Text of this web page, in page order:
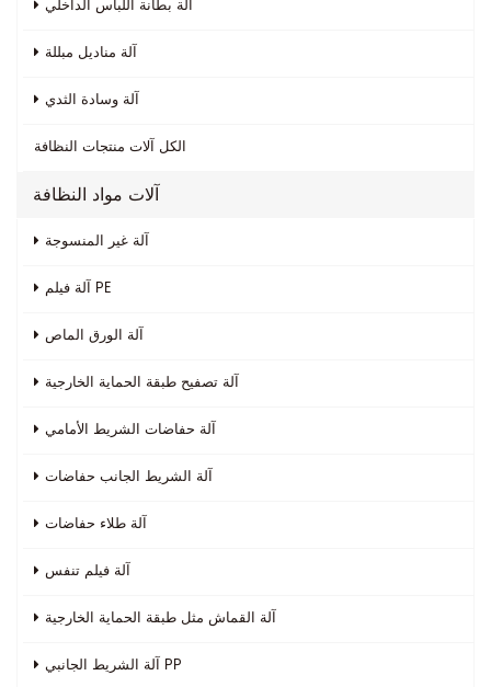
آلة بطانة اللباس الداخلي
آلة مناديل مبللة
آلة وسادة الثدي
الكل آلات منتجات النظافة
آلات مواد النظافة
آلة غير المنسوجة
آلة فيلم PE
آلة الورق الماص
آلة تصفيح طبقة الحماية الخارجية
آلة حفاضات الشريط الأمامي
آلة الشريط الجانب حفاضات
آلة طلاء حفاضات
آلة فيلم تنفس
آلة القماش مثل طبقة الحماية الخارجية
آلة الشريط الجانبي PP